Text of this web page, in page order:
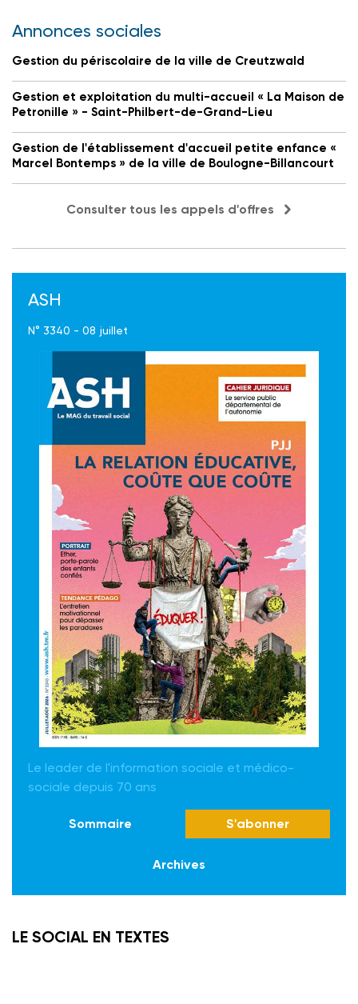
Annonces sociales
Gestion du périscolaire de la ville de Creutzwald
Gestion et exploitation du multi-accueil « La Maison de
Petronille » - Saint-Philbert-de-Grand-Lieu
Gestion de l'établissement d'accueil petite enfance «
Marcel Bontemps » de la ville de Boulogne-Billancourt
Consulter tous les appels d'offres
ASH
N° 3340 - 08 juillet
Le leader de l'information sociale et médico-
sociale depuis 70 ans
Sommaire S'abonner
Archives
LE SOCIAL EN TEXTES